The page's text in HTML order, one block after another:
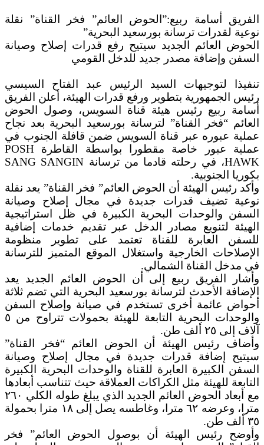
الفريق أسامة ربيع:”الحوض العائم” فخر القناة” نقلة
نوعية لقدرات ترسانة بورسعيد البحرية”
الحوض العائم الجديد سيتيح رفع قدرات إصلاح وصيانة
السفن وإضافة مصدر جديد للدخل القومي
تنفيذا لتوجيهات السيد الرئيس عبد الفتاح السيسي
رئيس الجمهورية بتطوير ورفع قدرات الهيئة، أعلن الفريق
أسامة ربيع رئيس هيئة قناة السويس، وصول الحوض
العائم “فخر القناة” لترسانة بورسعيد البحرية بعد نجاح
عملية عبوره عبر قناة السويس ضمن قافلة الجنوب في
عملية عبور خاصة مقطورا بواسطة القاطرة POSH
HAWK، في رحلته قادما من ترسانة SANG SANGIN
بكوريا الجنوبية.
وأكد رئيس الهيئة أن الحوض العائم” فخر القناة” يعد نقلة
نوعية تضيف قدرات جديدة في مجال إصلاح وصيانة
السفن والوحدات البحرية الكبيرة في ظل استراتيجية
الهيئة لتنويع مصادر الدخل عبر تقديم خدمات إضافية
للسفن العابرة للقناة تعتمد على تطوير منظومة
الإصلاحات الخارجية واستغلال الموقع المتميز للترسانة
في مدخل القناة الشمالي.
وأشار الفريق ربيع إلى أن الحوض العائم الجديد يعد
الإضافة الأحدث لترسانة بورسعيد البحرية التي تضم ثلاثة
أحواض عائمة أخرى تستخدم في صيانة وإصلاح السفن
والوحدات البحرية التابعة للهيئة بحمولات تتراوح من ٥
آلاف إلى ٢٥ ألف طن.
وأضاف رئيس الهيئة أن الحوض العائم “فخر القناة”
سيتيح إضافة قدرات جديدة في مجال إصلاح وصيانة
السفن الكبيرة العابرة للقناة والوحدات البحرية الكبيرة
التابعة للهيئة مثل الكراكات العملاقة حيث تتناسب أبعادها
مع أبعاد الحوض العائم الجديد الذي يبلغ طوله الكلي ٢٦٠
مترا، وعرضه ٦٢ مترا، وغاطسه يصل إلى ١٨ مترا بحمولة
٣٥ ألف طن.
وأوضح رئيس الهيئة أن بوصول الحوض العائم” فخر